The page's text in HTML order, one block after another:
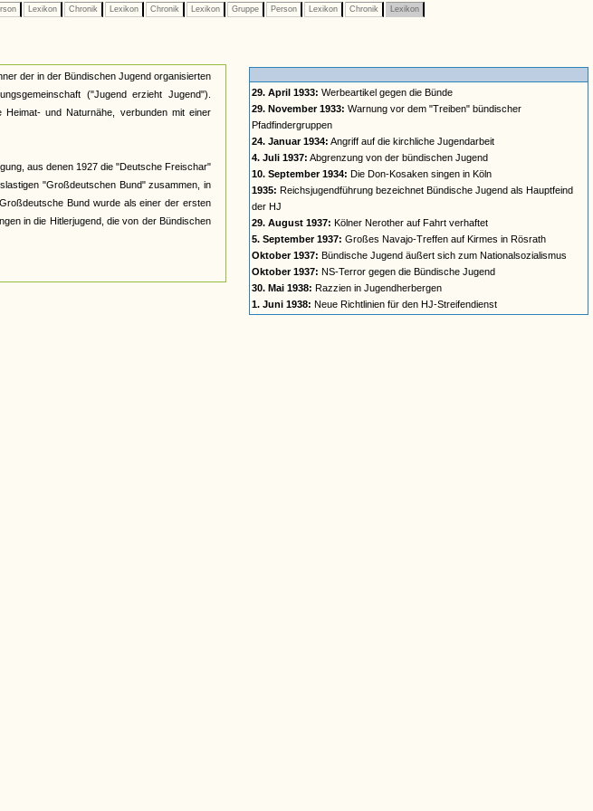
Lexikon Chronik Lexikon Chronik Lexikon Gruppe Person Lexikon Chronik Lexikon
der in der Bündischen Jugend organisierten
("Jugend erzieht Jugend").
und Naturnähe, verbunden mit einer
aus denen 1927 die "Deutsche Freischar"
"Großdeutschen Bund" zusammen, in
Bund wurde als einer der ersten
in die Hitlerjugend, die von der Bündischen
29. April 1933: Werbeartikel gegen die Bünde
29. November 1933: Warnung vor dem "Treiben" bündischer
Pfadfindergruppen
24. Januar 1934: Angriff auf die kirchliche Jugendarbeit
4. Juli 1937: Abgrenzung von der bündischen Jugend
10. September 1934: Die Don-Kosaken singen in Köln
1935: Reichsjugendführung bezeichnet Bündische Jugend als Hauptfeind
der HJ
29. August 1937: Kölner Nerother auf Fahrt verhaftet
5. September 1937: Großes Navajo-Treffen auf Kirmes in Rösrath
Oktober 1937: Bündische Jugend äußert sich zum Nationalsozialismus
Oktober 1937: NS-Terror gegen die Bündische Jugend
30. Mai 1938: Razzien in Jugendherbergen
1. Juni 1938: Neue Richtlinien für den HJ-Streifendienst